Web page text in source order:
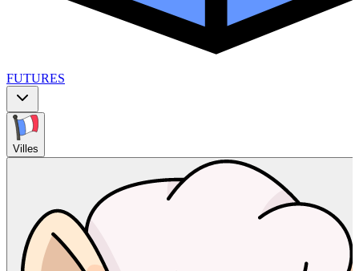
FUTURES
Villes